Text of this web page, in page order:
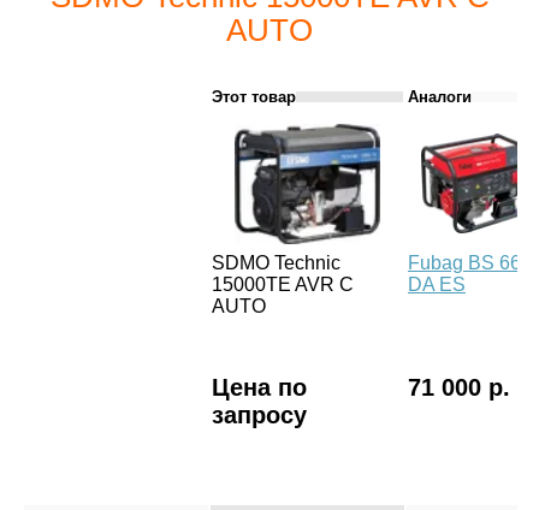
AUTO
Этот товар Аналоги
SDMO Technic
15000TE AVR C
AUTO
Fubag BS
DA ES
Цена по
запросу
71 000 р.